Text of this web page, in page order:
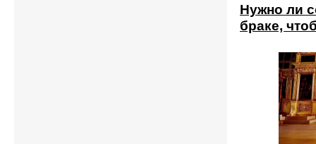
Нужно ли
браке,